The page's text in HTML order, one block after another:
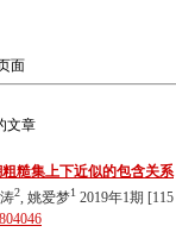
面
文章
糙集上下近似的包含关系
2, 姚爱梦1 2019年1期